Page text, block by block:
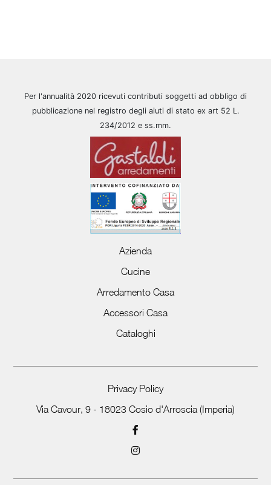
Per l'annualità 2020 ricevuti contributi soggetti ad obbligo di
pubblicazione nel registro degli aiuti di stato ex art 52 L.
234/2012 e ss.mm.
Azienda
Cucine
Arredamento Casa
Accessori Casa
Cataloghi
Privacy Policy
Via Cavour, 9 - 18023 Cosio d'Arroscia (Imperia)